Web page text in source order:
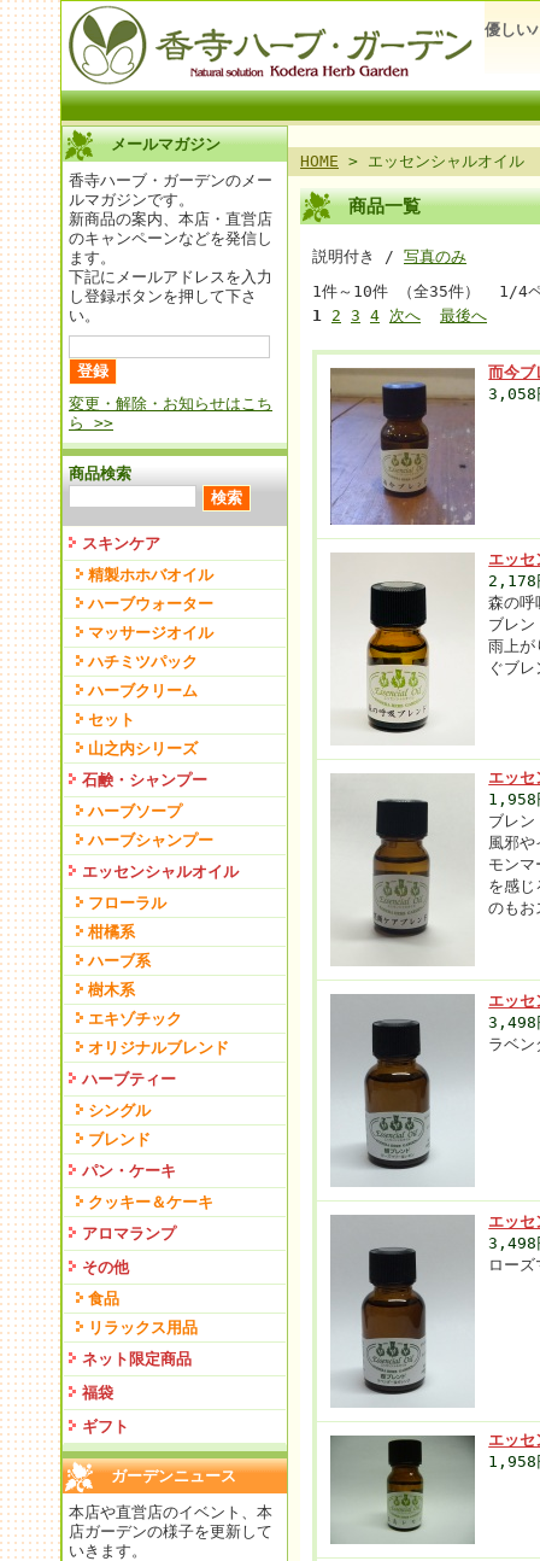
優しい
メールマガジン
香寺ハーブ・ガーデンのメー
ルマガジンです。
新商品の案内、本店・直営店
のキャンペーンなどを発信し
ます。
下記にメールアドレスを入力
し登録ボタンを押して下さ
い。
変更・解除・お知らせはこち
ら >>
商品検索
スキンケア
精製ホホバオイル
ハーブウォーター
マッサージオイル
ハチミツパック
ハーブクリーム
セット
山之内シリーズ
石鹸・シャンプー
ハーブソープ
ハーブシャンプー
エッセンシャルオイル
フローラル
柑橘系
ハーブ系
樹木系
エキゾチック
オリジナルブレンド
ハーブティー
シングル
ブレンド
パン・ケーキ
クッキー＆ケーキ
アロマランプ
その他
食品
リラックス用品
ネット限定商品
福袋
ギフト
ガーデンニュース
本店や直営店のイベント、本
店ガーデンの様子を更新して
いきます。
HOME > エッセンシャルオイル
商品一覧
説明付き / 写真のみ
1件～10件 （全35件） 1/4
1 2 3 4 次へ 最後へ
而今ブ
3,058
エッ
2,178
森の呼
ブレン
雨上が
ぐブ
エッ
1,958
ブレン
風邪や
モンマ
を感じ
のもお
エッ
3,498
ラベン
エッ
3,498
ロー
エッ
1,958